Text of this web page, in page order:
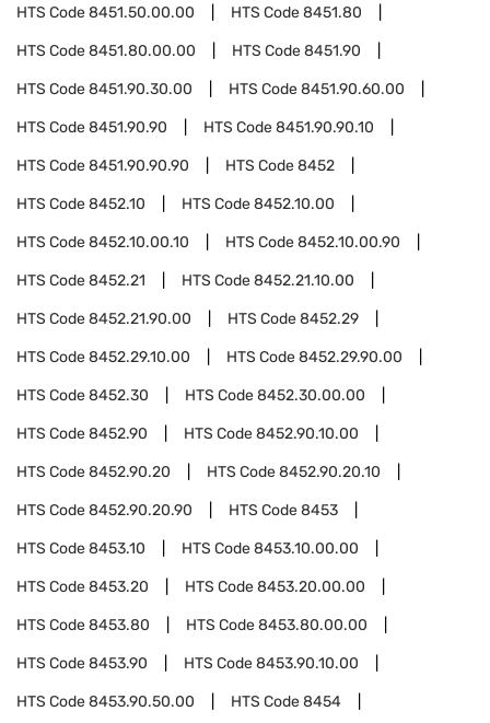
HTS Code8451.50.00.00 HTS Code8451.80
HTS Code8451.80.00.00 HTS Code8451.90
HTS Code8451.90.30.00 HTS Code8451.90.60.00
HTS Code8451.90.90 HTS Code8451.90.90.10
HTS Code8451.90.90.90 HTS Code8452
HTS Code8452.10 HTS Code8452.10.00
HTS Code8452.10.00.10 HTS Code8452.10.00.90
HTS Code8452.21 HTS Code8452.21.10.00
HTS Code8452.21.90.00 HTS Code8452.29
HTS Code8452.29.10.00 HTS Code8452.29.90.00
HTS Code8452.30 HTS Code8452.30.00.00
HTS Code8452.90 HTS Code8452.90.10.00
HTS Code8452.90.20 HTS Code8452.90.20.10
HTS Code8452.90.20.90 HTS Code8453
HTS Code8453.10 HTS Code8453.10.00.00
HTS Code8453.20 HTS Code8453.20.00.00
HTS Code8453.80 HTS Code8453.80.00.00
HTS Code8453.90 HTS Code8453.90.10.00
HTS Code8453.90.50.00 HTS Code8454